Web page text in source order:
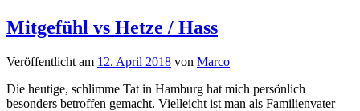
Mitgefühl vs Hetze / Hass
Veröffentlicht am 12. April 2018 von Marco
Die heutige, schlimme Tat in Hamburg hat mich persönlich
besonders betroffen gemacht. Vielleicht ist man als Familienvater